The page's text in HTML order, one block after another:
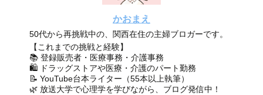
かおまえ
50代から再挑戦中の、関西在住の主婦ブロガーです。
【これまでの挑戦と経験】
📚 登録販売者・医療事務・介護事務
🛍 ドラッグストアや医療・介護のパート勤務
📝 YouTube台本ライター（55本以上執筆）
🌿 放送大学で心理学を学びながら、ブログ発信中！